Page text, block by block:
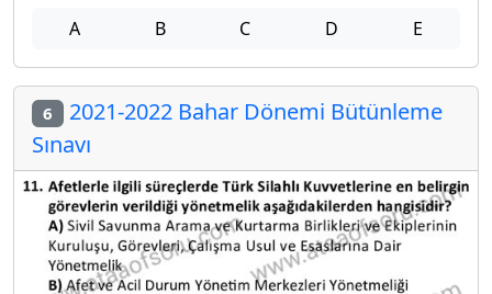
A B C D E
6 2021-2022 Bahar Dönemi Bütünleme
Sınavı